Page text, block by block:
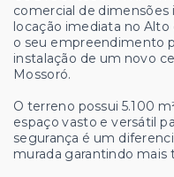
comercial de dimensões
locação imediata no Alto
o seu empreendimento
instalação de um novo
Mossoró.
O terreno possui 5.100
espaço vasto e versátil
segurança é um
murada garantindo mais